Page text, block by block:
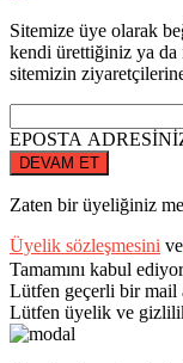
Sitemize üye olarak
kendi ürettiğiniz ya
sitemizin
EPOSTA
DEVAM ET
Zaten bir üyeliğiniz
Üyelik sözleşmesini ve
Tamamını kabul
Lütfen geçerli bir mail
Lütfen üyelik ve